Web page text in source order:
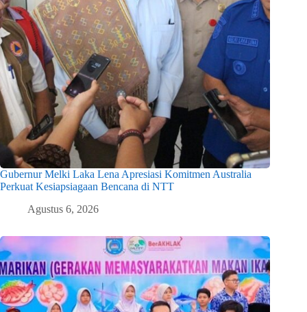
Gubernur Melki Laka Lena Apresiasi Komitmen Australia
Perkuat Kesiapsiagaan Bencana di NTT
Agustus 6, 2026